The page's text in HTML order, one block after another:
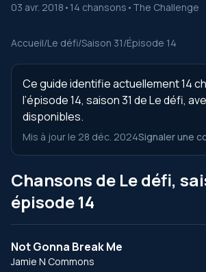
03 avr. 2018 • 14 chansons • The Challenge
Accueil/Le défi/Saison 31/Épisode 14
Ce guide identifie actuellement 14
l’épisode 14, saison 31 de Le défi,
disponibles.
Mis à jour le 28 déc. 2024Signaler une
Chansons de Le défi,
épisode 14
Not Gonna Break Me
Jamie N Commons